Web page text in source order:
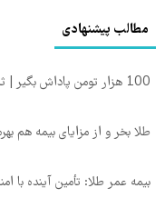
مطالب پیشنهادی
100 هزار تومن پاداش بگیر | ثبت نام کن
طلا بخر و از مزایای بیمه هم
بیمه عمر طلا: تأمین آینده با